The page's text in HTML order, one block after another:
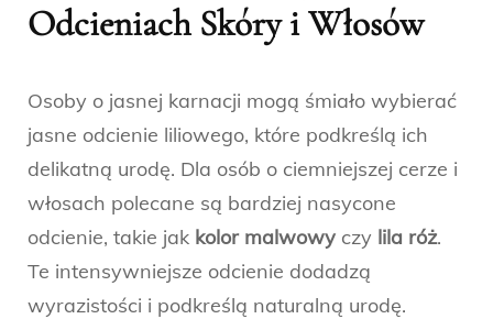
Odcieniach Skóry i Włosów
Osoby o jasnej karnacji mogą śmiało wybierać
jasne odcienie liliowego, które podkreślą ich
delikatną urodę. Dla osób o ciemniejszej cerze i
włosach polecane są bardziej nasycone
odcienie, takie jak kolor malwowy czy lila róż.
Te intensywniejsze odcienie dodadzą
wyrazistości i podkreślą naturalną urodę.